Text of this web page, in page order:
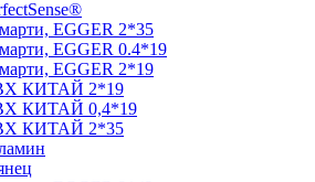
EGGER 2*35
EGGER 0.4*19
EGGER 2*19
КИТАЙ 2*19
КИТАЙ 0,4*19
КИТАЙ 2*35